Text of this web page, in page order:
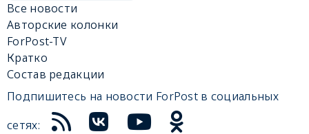
Все новости
Авторские колонки
ForPost-TV
Кратко
Состав редакции
Подпишитесь на новости ForPost в социальных
сетях: